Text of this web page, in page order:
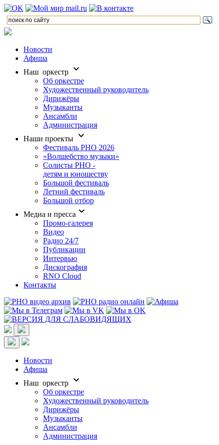
Новости
Афиша
Наш оркестр
Об оркестре
Художественный руководитель
Дирижёры
Музыканты
Ансамбли
Администрация
Наши проекты
Фестиваль РНО 2026
«Волшебство музыки»
Солисты РНО -
детям и юношеству
Большой фестиваль
Летний фестиваль
Большой отбор
Медиа и пресса
Промо-галерея
Видео
Радио 24/7
Публикации
Интервью
Дискография
RNO Cloud
Контакты
Новости
Афиша
Наш оркестр
Об оркестре
Художественный руководитель
Дирижёры
Музыканты
Ансамбли
Администрация